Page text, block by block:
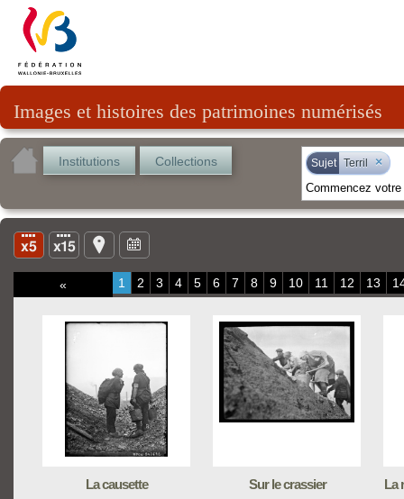
Images et histoires des patrimoines numérisés
Institutions Collections Sujet Terril ×
« 1 2 3 4 5 6 7 8 9 10 11 12 13
La causette Sur le crassier La